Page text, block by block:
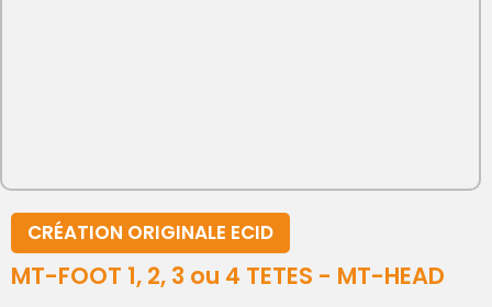
CRÉATION ORIGINALE ECID
MT-FOOT 1, 2, 3 ou 4 TETES - MT-HEAD